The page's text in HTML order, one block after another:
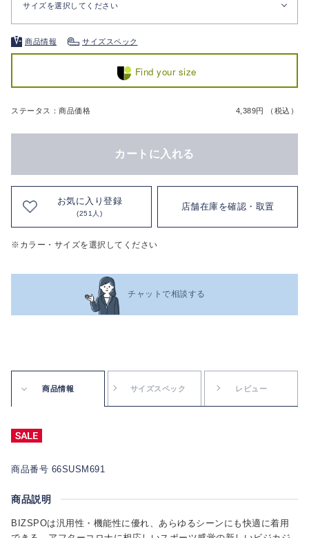
サイズを選択してください
商品情報 サイズスペック
Find your size
ステータス：商品価格 4,389円 （税込）
カートに入れる
お気に入り登録
(251人)
店舗在庫を確認・取置
※カラー・サイズを選択してください
チャットで相談する
商品情報 サイズスペック レビュー
商品番号 66SUSM691
商品説明
BIZSPOは汎用性・機能性に優れ、あらゆるシーンにも快適に着用